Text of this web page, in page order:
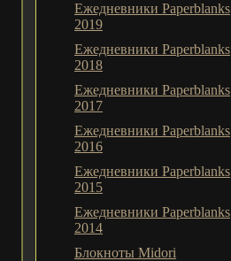
Ежедневники Paperblanks
2019
Ежедневники Paperblanks
2018
Ежедневники Paperblanks
2017
Ежедневники Paperblanks
2016
Ежедневники Paperblanks
2015
Ежедневники Paperblanks
2014
Блокноты Midori